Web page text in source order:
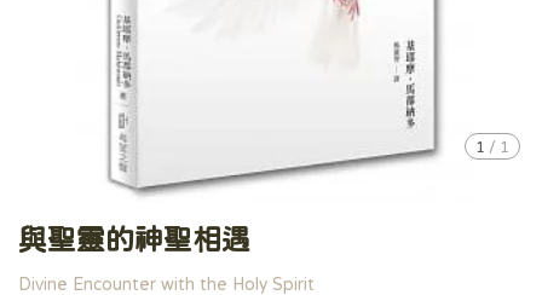
1 / 1
與聖靈的神聖相遇
Divine Encounter with the Holy Spirit